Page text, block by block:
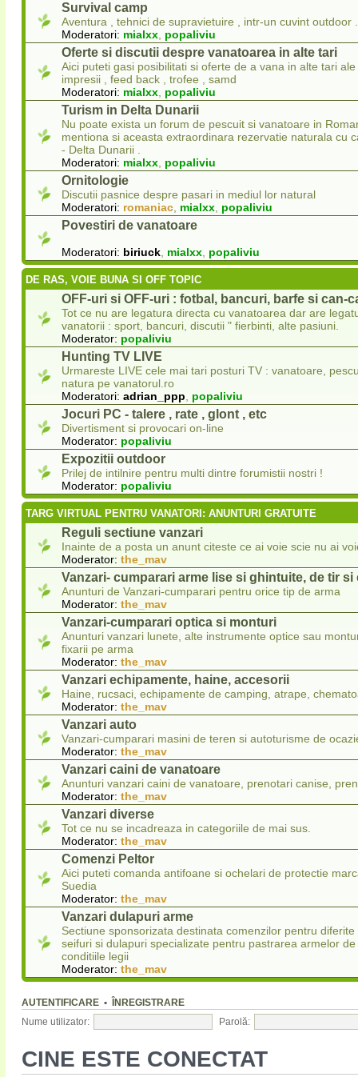
Survival camp
Aventura , tehnici de supravietuire , intr-un cuvint outdoor .
Moderatori: mialxx, popaliviu
Oferte si discutii despre vanatoarea in alte tari
Aici puteti gasi posibilitati si oferte de a vana in alte tari
impresii , feed back , trofee , samd
Moderatori: mialxx, popaliviu
Turism in Delta Dunarii
Nu poate exista un forum de pescuit si vanatoare in
mentiona si aceasta extraordinara rezervatie naturala cu
- Delta Dunarii .
Moderatori: mialxx, popaliviu
Ornitologie
Discutii pasnice despre pasari in mediul lor natural
Moderatori: romaniac, mialxx, popaliviu
Povestiri de vanatoare
Moderatori: biriuck, mialxx, popaliviu
DE RAS, VOIE BUNA SI OFF TOPIC
OFF-uri si OFF-uri : fotbal, bancuri, barfe si can-
Tot ce nu are legatura directa cu vanatoarea dar are
vanatorii : sport, bancuri, discutii " fierbinti, alte pasiuni.
Moderator: popaliviu
Hunting TV LIVE
Urmareste LIVE cele mai tari posturi TV : vanatoare,
natura pe vanatorul.ro
Moderatori: adrian_ppp, popaliviu
Jocuri PC - talere , rate , glont , etc
Divertisment si provocari on-line
Moderator: popaliviu
Expozitii outdoor
Prilej de intilnire pentru multi dintre forumistii nostri !
Moderator: popaliviu
TARG VIRTUAL PENTRU VANATORI: ANUNTURI GRATUITE
Reguli sectiune vanzari
Inainte de a posta un anunt citeste ce ai voie scie nu ai
Moderator: the_mav
Vanzari- cumparari arme lise si ghintuite, de tir si
Anunturi de Vanzari-cumparari pentru orice tip de arma
Moderator: the_mav
Vanzari-cumparari optica si monturi
Anunturi vanzari lunete, alte instrumente optice sau
fixarii pe arma
Moderator: the_mav
Vanzari echipamente, haine, accesorii
Haine, rucsaci, echipamente de camping, atrape,
Moderator: the_mav
Vanzari auto
Vanzari-cumparari masini de teren si autoturisme de
Moderator: the_mav
Vanzari caini de vanatoare
Anunturi vanzari caini de vanatoare, prenotari canise,
Moderator: the_mav
Vanzari diverse
Tot ce nu se incadreaza in categoriile de mai sus.
Moderator: the_mav
Comenzi Peltor
Aici puteti comanda antifoane si ochelari de protectie
Suedia
Moderator: the_mav
Vanzari dulapuri arme
Sectiune sponsorizata destinata comenzilor pentru
seifuri si dulapuri specializate pentru pastrarea armelor
conditiile legii
Moderator: the_mav
AUTENTIFICARE • ÎNREGISTRARE
Nume utilizator: Parolă:
CINE ESTE CONECTAT